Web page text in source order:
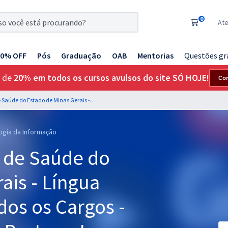
0
OFF Pós Graduação OAB Mentorias Questões
de 20% em todos os cursos avulsos do site SÓ HOJE!
SES MG - Secretaria de Saúde do Estado de Minas Gerais - Língua Portuguesa para Todos os Cargos - Professores: Letícia Bastos e Lucas Lemos
da Informação
Saúde do
- Língua
os Cargos -